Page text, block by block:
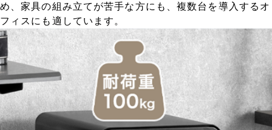
め、家具の組み立てが苦手な方にも、複数台を導入するオ
フィスにも適しています。